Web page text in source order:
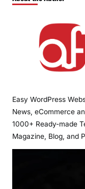
Easy WordPress
News, eCommerce
1000+ Ready-made
Magazine, Blog, and